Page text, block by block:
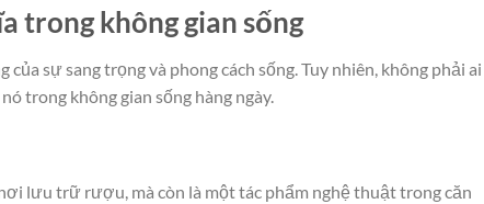
trong không gian sống
sự sang trọng và phong cách sống. Tuy nhiên, không phải ai
trong không gian sống hàng ngày.
lưu trữ rượu, mà còn là một tác phẩm nghệ thuật trong căn